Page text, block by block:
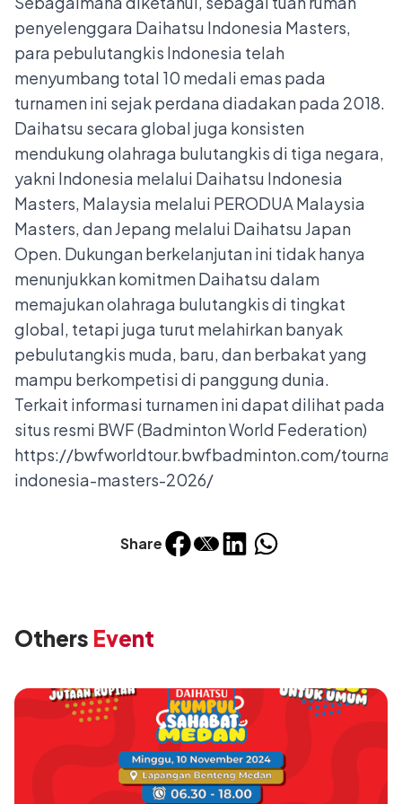
Share
penyelenggara Daihatsu Indonesia Masters,
para pebulutangkis Indonesia telah
menyumbang total 10 medali emas pada
turnamen ini sejak perdana diadakan pada 2018.
Daihatsu secara global juga konsisten
mendukung olahraga bulutangkis di tiga negara,
yakni Indonesia melalui Daihatsu Indonesia
Masters, Malaysia melalui PERODUA Malaysia
Masters, dan Jepang melalui Daihatsu Japan
Open. Dukungan berkelanjutan ini tidak hanya
menunjukkan komitmen Daihatsu dalam
memajukan olahraga bulutangkis di tingkat
global, tetapi juga turut melahirkan banyak
pebulutangkis muda, baru, dan berbakat yang
mampu berkompetisi di panggung dunia.
Terkait informasi turnamen ini dapat dilihat pada
situs resmi BWF (Badminton World Federation)
https://bwfworldtour.bwfbadminton.com/
indonesia-masters-2026/
Others Event